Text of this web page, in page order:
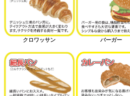
クロワッサン バーガー